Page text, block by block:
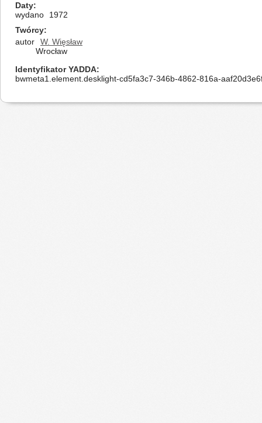
Daty
wydano
1972
Twórcy
autor
W. Więsław
Wrocław
Identyfikator YADDA
bwmeta1.element.desklight-cd5fa3c7-346b-4862-816a-